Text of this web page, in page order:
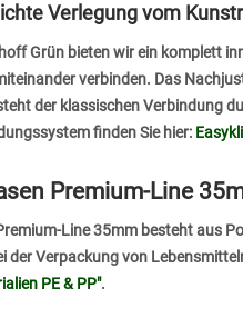
Verlegung vom
Grün bieten wir ein komplett
verbinden. Das
der klassischen Verbindung
finden Sie hier:
Premium-Line
Line 35mm besteht aus
der Verpackung von
PE & PP".